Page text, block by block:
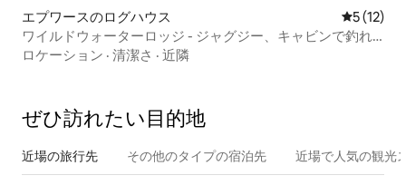
エプワースのログハウス レビュー
5 (12)
ワイルドウォーターロッジ - ジャグジー、キャビンで釣れ
る魚、ビリヤードテーブル
ロケーション · 清潔さ · 近隣
ぜひ訪⁠れ⁠た⁠い目⁠的⁠地
近場の旅行先 その他のタ⁠イ⁠プ⁠の宿⁠泊⁠先 近場で人気の観光